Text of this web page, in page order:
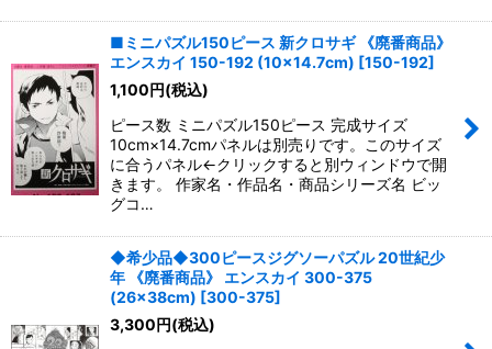
■ミニパズル150ピース 新クロサギ 《廃番商品》
エンスカイ 150-192 (10×14.7cm) [150-192]
1,100円(税込)
ピース数 ミニパズル150ピース 完成サイズ
10cm×14.7cmパネルは別売りです。このサイズ
に合うパネル←クリックすると別ウィンドウで開
きます。 作家名・作品名・商品シリーズ名 ビッ
グコ…
◆希少品◆300ピースジグソーパズル 20世紀少
年 《廃番商品》 エンスカイ 300-375
(26×38cm) [300-375]
3,300円(税込)